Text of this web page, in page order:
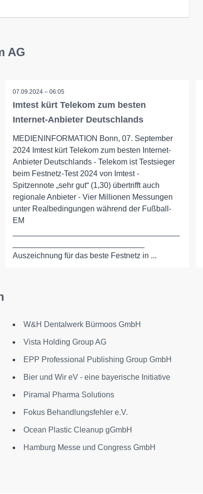
AG
07.09.2024 – 06:05
Imtest kürt Telekom zum besten
Internet-Anbieter Deutschlands
MEDIENINFORMATION Bonn, 07. September
2024 Imtest kürt Telekom zum besten Internet-
Anbieter Deutschlands - Telekom ist Testsieger
beim Festnetz-Test 2024 von Imtest -
Spitzennote „sehr gut“ (1,30) übertrifft auch
regionale Anbieter - Vier Millionen Messungen
unter Realbedingungen während der Fußball-
EM
Auszeichnung für das beste Festnetz in ...
W&H Dentalwerk Bürmoos GmbH
Vista Holding Group AG
EPP Professional Publishing Group GmbH
Bier und Wir eV - eine bayerische Initiative
Piramal Pharma Solutions
Fokus Behandlungsfehler e.V.
Ocean Plastic Cleanup gGmbH
Hamburg Messe und Congress GmbH